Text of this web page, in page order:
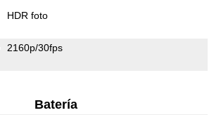
HDR foto
2160p/30fps
Batería